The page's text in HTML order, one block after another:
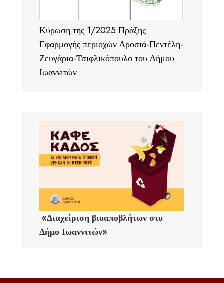
Κύρωση της 1/2025 Πράξης
Εφαρμογής περιοχών Δροσιά-Πεντέλη-
Ζευγάρια-Τσιφλικόπουλο του Δήμου
Ιωαννιτών
«Διαχείριση βιοαποβλήτων στο
Δήμο Ιωαννιτών»